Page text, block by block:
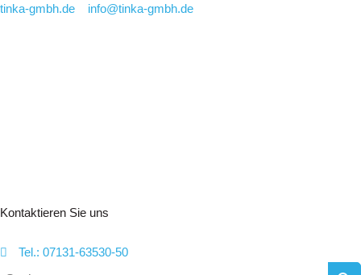
Zum
tinka-gmbh.de info@tinka-gmbh.de
Kontaktieren Sie uns
Tel.: 07131-63530-50